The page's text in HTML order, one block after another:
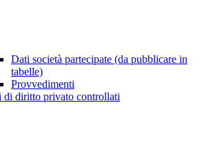
Dati società partecipate (da pubblicare in
tabelle)
Provvedimenti
di diritto privato controllati